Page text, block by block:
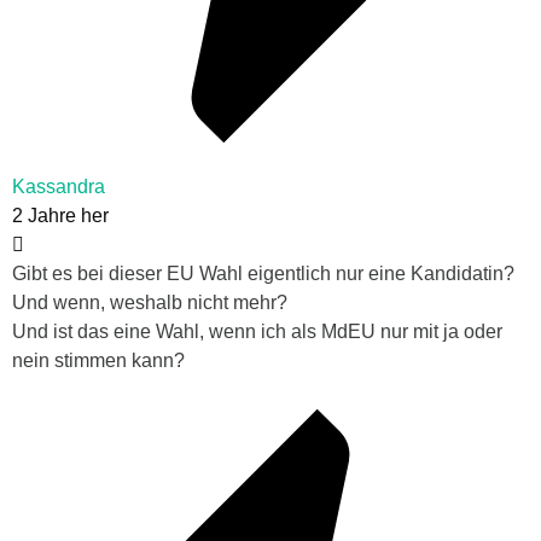
Kassandra
2 Jahre her
Gibt es bei dieser EU Wahl eigentlich nur eine Kandidatin?
Und wenn, weshalb nicht mehr?
Und ist das eine Wahl, wenn ich als MdEU nur mit ja oder
nein stimmen kann?